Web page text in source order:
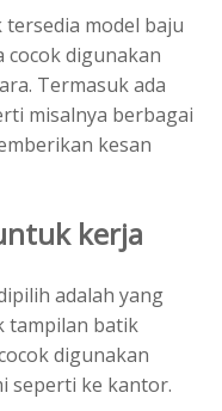
model baju
cocok digunakan
Termasuk ada
misalnya berbagai
kesan
kerja
adalah yang
tampilan batik
digunakan
seperti ke kantor.